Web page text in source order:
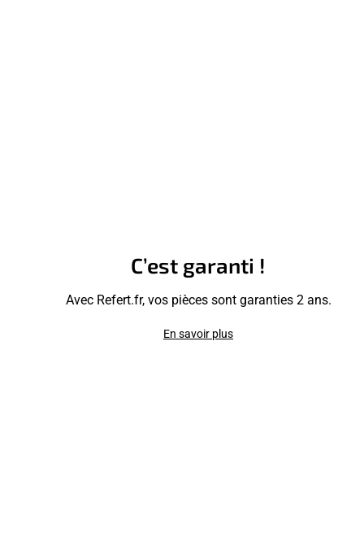
C’est garanti !
Avec Refert.fr, vos pièces sont garanties 2 ans.
En savoir plus